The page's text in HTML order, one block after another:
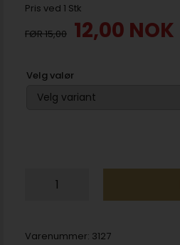
Pris ved 1 Stk
15,00 12,00 NOK
Velg valør
Varenummer: 3127